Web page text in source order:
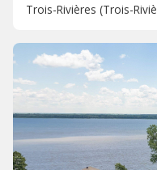
Trois-Rivières (Trois-